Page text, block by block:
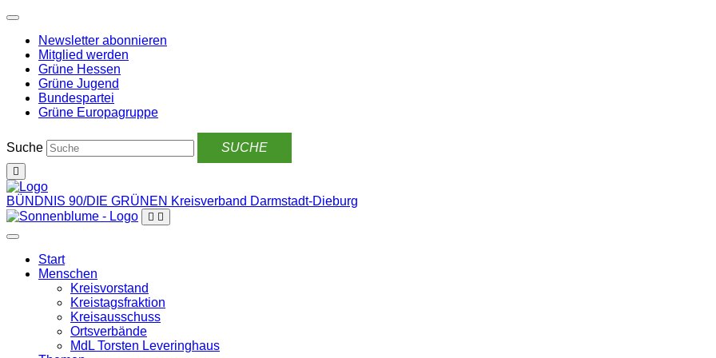
Weiter
Inhalt
Newsletter abonnieren
Mitglied werden
Grüne Hessen
Grüne Jugend
Bundespartei
Grüne Europagruppe
Suche
BÜNDNIS 90/DIE GRÜNEN Kreisverband Darmstadt-Dieburg
Start
Menschen
Kreisvorstand
Kreistagsfraktion
Kreisausschuss
Ortsverbände
MdL Torsten Leveringhaus